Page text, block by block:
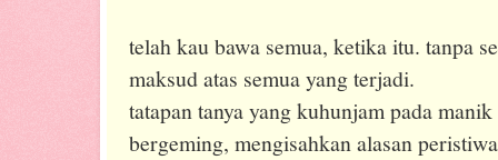
telah kau bawa semua, ketika itu. tanpa
maksud atas semua yang terjadi.
tatapan tanya yang kuhunjam pada
bergeming, mengisahkan alasan